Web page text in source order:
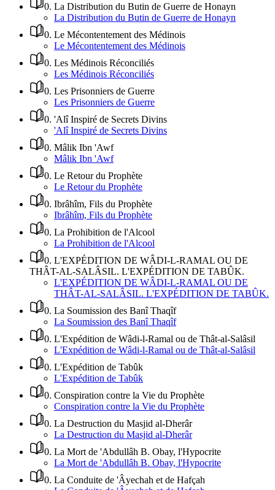
0. La Distribution du Butin de Guerre de Honayn
La Distribution du Butin de Guerre de Honayn
0. Le Mécontentement des Médinois
Le Mécontentement des Médinois
0. Les Médinois Réconciliés
Les Médinois Réconciliés
0. Les Prisonniers de Guerre
Les Prisonniers de Guerre
0. 'Alî Inspiré de Secrets Divins
'Alî Inspiré de Secrets Divins
0. Mâlik Ibn 'Awf
Mâlik Ibn 'Awf
0. Le Retour du Prophète
Le Retour du Prophète
0. Ibrâhîm, Fils du Prophète
Ibrâhîm, Fils du Prophète
0. La Prohibition de l'Alcool
La Prohibition de l'Alcool
0. L'EXPÉDITION DE WÂDI-L-RAMAL OU DE
THÂT-AL-SALÂSIL. L'EXPÉDITION DE TABÛK.
L'EXPÉDITION DE WÂDI-L-RAMAL OU DE
THÂT-AL-SALÂSIL. L'EXPÉDITION DE TABÛK.
0. La Soumission des Banî Thaqîf
La Soumission des Banî Thaqîf
0. L'Expédition de Wâdi-l-Ramal ou de Thât-al-Salâsil
L'Expédition de Wâdi-l-Ramal ou de Thât-al-Salâsil
0. L'Expédition de Tabûk
L'Expédition de Tabûk
0. Conspiration contre la Vie du Prophète
Conspiration contre la Vie du Prophète
0. La Destruction du Masjid al-Dherâr
La Destruction du Masjid al-Dherâr
0. La Mort de 'Abdullâh B. Obay, l'Hypocrite
La Mort de 'Abdullâh B. Obay, l'Hypocrite
0. La Conduite de 'Âyechah et de Hafçah